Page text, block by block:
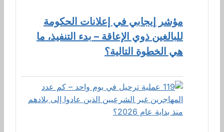
مؤشر إيجابي في إعلانات الحكومة
للبالغين ذوي الإعاقة – بدء التنفيذ، ما
هي الخطوة التالية؟